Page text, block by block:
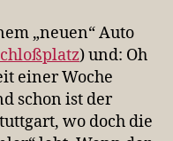
„neuen“ Auto
) und: Oh
einer Woche
schon ist der
wo doch die